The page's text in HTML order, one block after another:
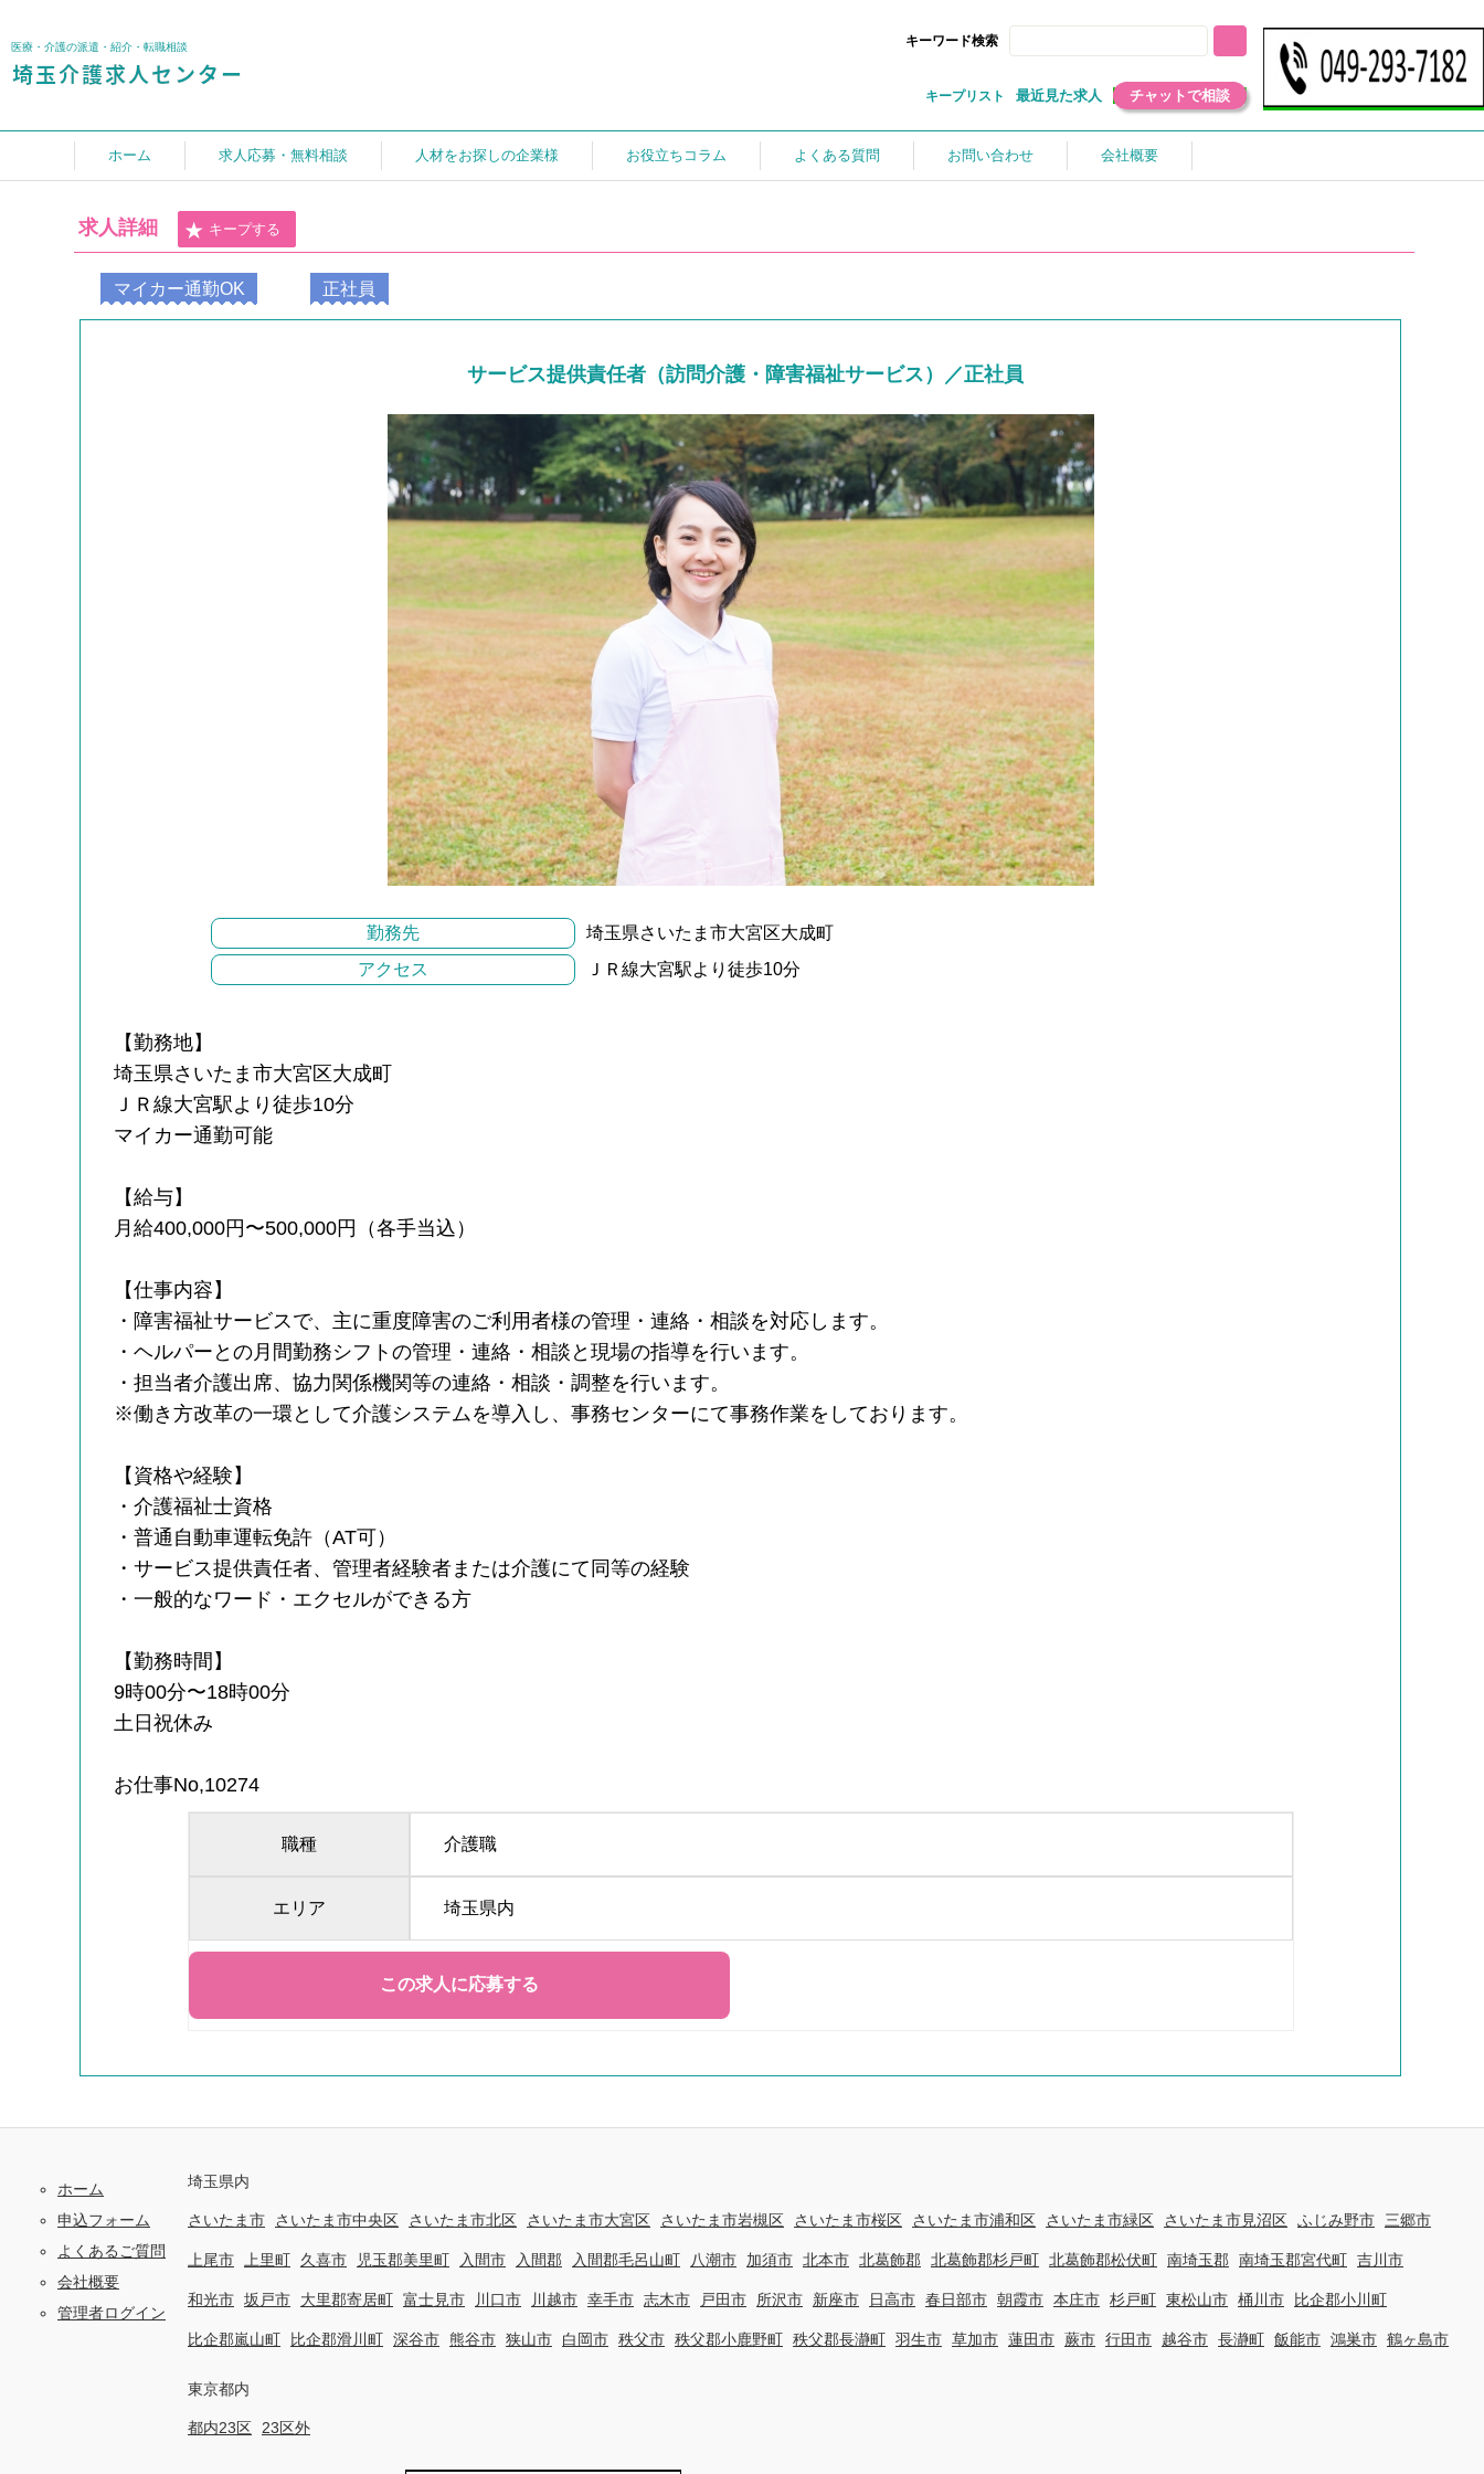
医療・介護の派遣・紹介・転職相談 キーワード検索
キープリスト 最近見た求人 チャットで相談
ホーム 求人応募・無料相談 人材をお探しの企業様 お役立ちコラム よくある質問 お問い合わせ 会社概要
求人詳細 キープする
マイカー通勤OK 正社員
サービス提供責任者（訪問介護・障害福祉サービス）／正社員
勤務先
埼玉県さいたま市大宮区大成町
アクセス
ＪＲ線大宮駅より徒歩10分
【勤務地】
埼玉県さいたま市大宮区大成町
ＪＲ線大宮駅より徒歩10分
マイカー通勤可能
【給与】
月給400,000円〜500,000円（各手当込）
【仕事内容】
・障害福祉サービスで、主に重度障害のご利用者様の管理・連絡・相談を対応します。
・ヘルパーとの月間勤務シフトの管理・連絡・相談と現場の指導を行います。
・担当者介護出席、協力関係機関等の連絡・相談・調整を行います。
※働き方改革の一環として介護システムを導入し、事務センターにて事務作業をしております。
【資格や経験】
・介護福祉士資格
・普通自動車運転免許（AT可）
・サービス提供責任者、管理者経験者または介護にて同等の経験
・一般的なワード・エクセルができる方
【勤務時間】
9時00分〜18時00分
土日祝休み
お仕事No,10274
職種 介護職
エリア 埼玉県内
ホーム
申込フォーム
よくあるご質問
会社概要
管理者ログイン
埼玉県内
さいたま市 さいたま市中央区 さいたま市北区 さいたま市大宮区 さいたま市岩槻区 さいたま市桜区 さいたま市浦和区 さいたま市緑区 さいたま市見沼区 ふじみ野市 三郷市
上尾市 上里町 久喜市 児玉郡美里町 入間市 入間郡 入間郡毛呂山町 八潮市 加須市 北本市 北葛飾郡 北葛飾郡杉戸町 北葛飾郡松伏町 南埼玉郡 南埼玉郡宮代町 吉川市
和光市 坂戸市 大里郡寄居町 富士見市 川口市 川越市 幸手市 志木市 戸田市 所沢市 新座市 日高市 春日部市 朝霞市 本庄市 杉戸町 東松山市 桶川市 比企郡小川町
比企郡嵐山町 比企郡滑川町 深谷市 熊谷市 狭山市 白岡市 秩父市 秩父郡小鹿野町 秩父郡長瀞町 羽生市 草加市 蓮田市 蕨市 行田市 越谷市 長瀞町 飯能市 鴻巣市 鶴ヶ島市
東京都内
都内23区 23区外